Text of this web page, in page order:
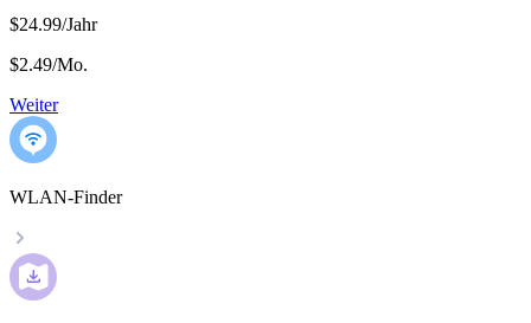
$24.99/Jahr
$2.49/Mo.
Weiter
WLAN-Finder